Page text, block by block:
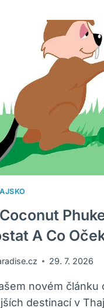
MYSLÍ
ČEŠTÍ
TURISTÉ
O
DESTINACI?
A Co
29. 7. 2026
novém článku
destinací v